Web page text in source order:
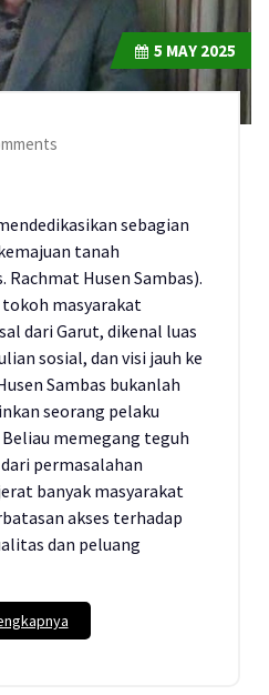
5 MAY 2025
sebagian
tanah
Rachmat Husen Sambas).
tokoh masyarakat
dari Garut, dikenal luas
sosial, dan visi jauh ke
Sambas bukanlah
seorang pelaku
memegang teguh
permasalahan
banyak masyarakat
akses terhadap
dan peluang